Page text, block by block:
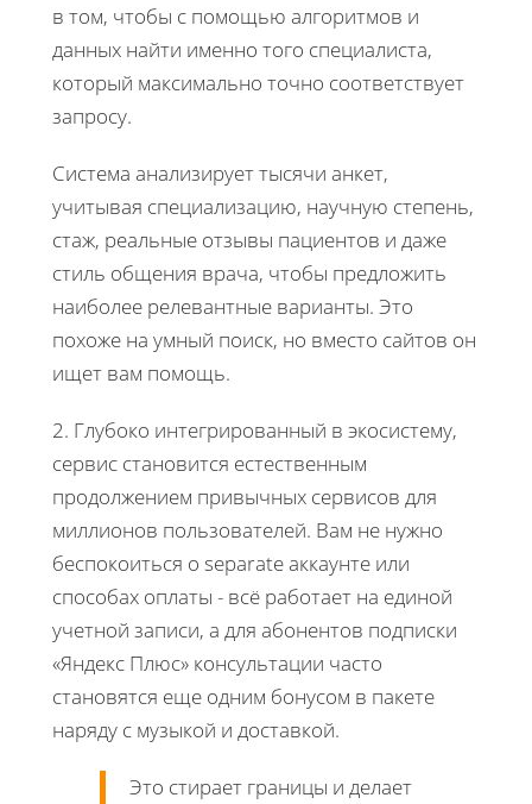
в том, чтобы с помощью алгоритмов и
данных найти именно того специалиста,
который максимально точно соответствует
запросу.
Система анализирует тысячи анкет,
учитывая специализацию, научную степень,
стаж, реальные отзывы пациентов и даже
стиль общения врача, чтобы предложить
наиболее релевантные варианты. Это
похоже на умный поиск, но вместо сайтов он
ищет вам помощь.
2. Глубоко интегрированный в экосистему,
сервис становится естественным
продолжением привычных сервисов для
миллионов пользователей. Вам не нужно
беспокоиться о separate аккаунте или
способах оплаты - всё работает на единой
учетной записи, а для абонентов подписки
«Яндекс Плюс» консультации часто
становятся еще одним бонусом в пакете
наряду с музыкой и доставкой.
Это стирает границы и делает